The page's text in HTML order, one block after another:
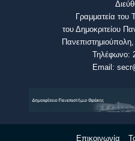
Γραμματεία του
του Δημοκριτείου
Τηλέφωνο:
Email:
Επικοινωνία